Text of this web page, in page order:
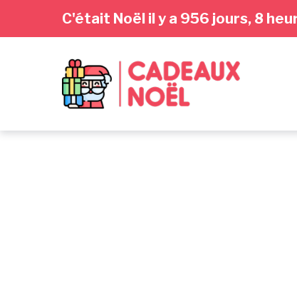
navigation
C'était Noël il y a 956 jours, 8